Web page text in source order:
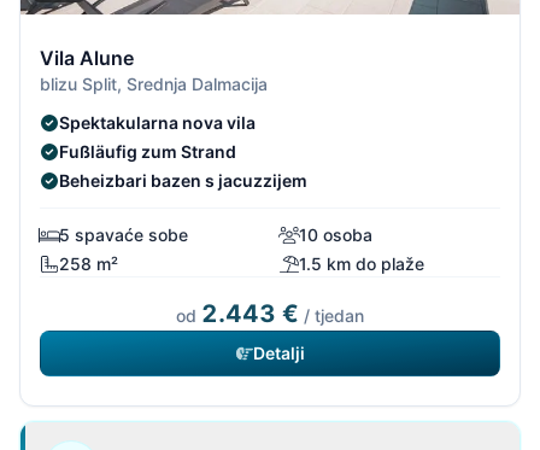
Vila Alune
blizu Split, Srednja Dalmacija
Spektakularna nova vila
Fußläufig zum Strand
Beheizbari bazen s jacuzzijem
5 spavaće sobe
10 osoba
258 m²
1.5 km do plaže
od 2.443 € / tjedan
Detalji